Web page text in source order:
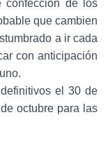
confección de los
que cambien
a ir cada
con anticipación
el 30 de
octubre para las